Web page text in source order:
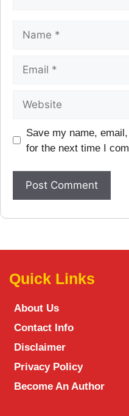
Save my name,
for the next time I
Quick Links
About Us
Contact Info
Disclaimer
Privacy Policy
Become An Author